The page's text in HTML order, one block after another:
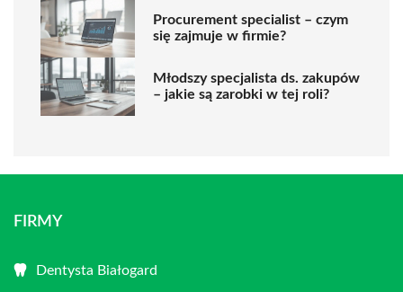
Procurement specialist – czym
się zajmuje w firmie?
Młodszy specjalista ds. zakupów
– jakie są zarobki w tej roli?
FIRMY
Dentysta Białogard